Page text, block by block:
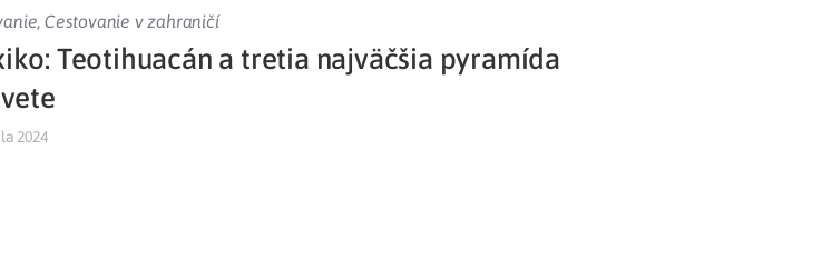
Ošetrenie u nezmluvného lekára
Liečba v zahraničí
Potvrdenie o neevidovaní
,Cestovanie v zahraničí
Teotihuacán a tretia najväčšia pyramída
2024